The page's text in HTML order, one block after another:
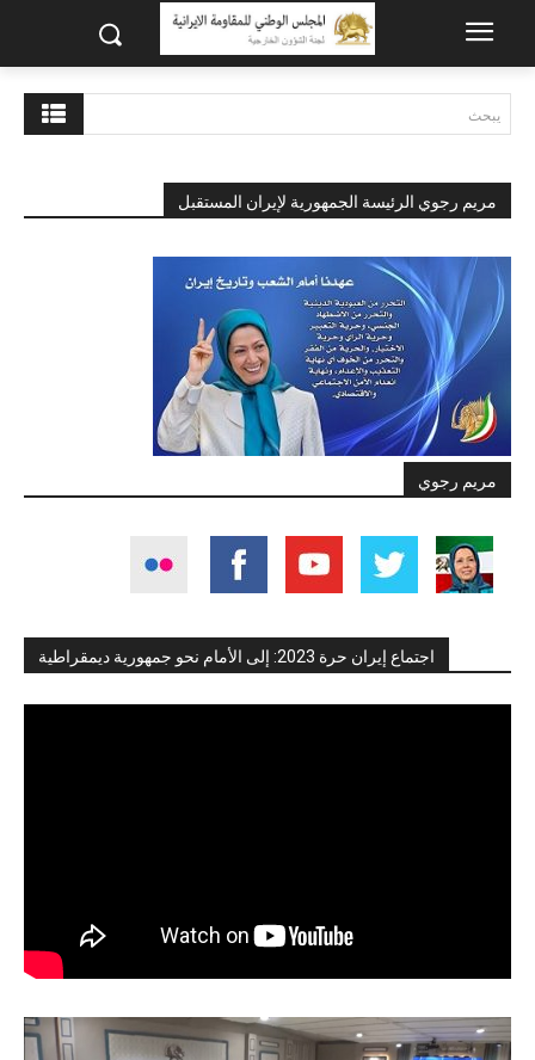
يبحث
مريم رجوي الرئيسة الجمهورية لإيران المستقبل
مريم رجوي
اجتماع إيران حرة 2023: إلى الأمام نحو جمهورية ديمقراطية